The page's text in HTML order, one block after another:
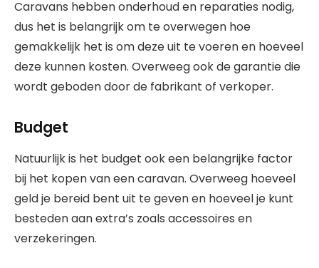
Caravans hebben onderhoud en reparaties nodig,
dus het is belangrijk om te overwegen hoe
gemakkelijk het is om deze uit te voeren en hoeveel
deze kunnen kosten. Overweeg ook de garantie die
wordt geboden door de fabrikant of verkoper.
Budget
Natuurlijk is het budget ook een belangrijke factor
bij het kopen van een caravan. Overweeg hoeveel
geld je bereid bent uit te geven en hoeveel je kunt
besteden aan extra’s zoals accessoires en
verzekeringen.